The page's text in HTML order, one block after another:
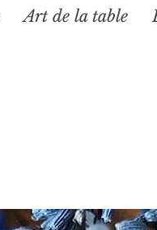
Art de la table